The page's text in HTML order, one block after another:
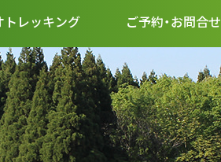
トレッキング ご予約・お問合せ